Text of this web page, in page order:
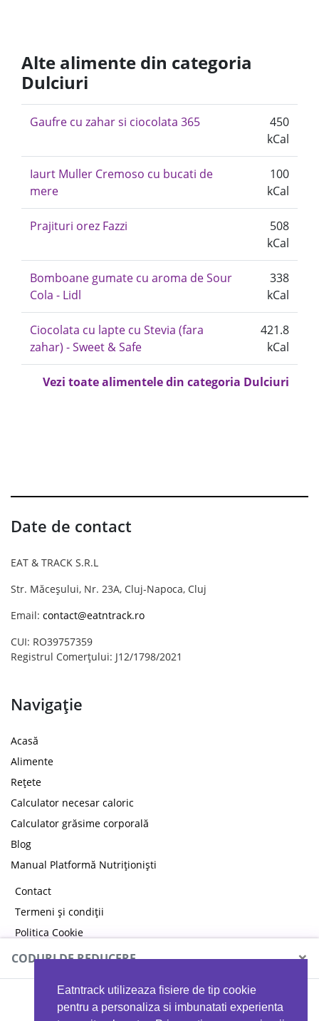
Eatntrack utilizeaza fisiere de tip cookie
pentru a personaliza si imbunatati experienta
Alte alimente din categoria
Dulciuri
Gaufre cu zahar si ciocolata 365
450
kCal
Iaurt Muller Cremoso cu bucati de
mere
100
kCal
Prajituri orez Fazzi
508
kCal
Bomboane gumate cu aroma de Sour
Cola - Lidl
338
kCal
Ciocolata cu lapte cu Stevia (fara
zahar) - Sweet & Safe
421.8
kCal
Vezi toate alimentele din categoria Dulciuri
Date de contact
EAT & TRACK S.R.L
Str. Măceșului, Nr. 23A, Cluj-Napoca, Cluj
Email: contact@eatntrack.ro
CUI: RO39757359
Registrul Comerțului: J12/1798/2021
Navigație
Acasă
Alimente
Rețete
Calculator necesar caloric
Calculator grăsime corporală
Blog
Manual Platformă Nutriționiști
Contact
Termeni și condiții
Politica Cookie
Politica de confidențialitate
CODURI DE REDUCERE ×
MYPROTEIN